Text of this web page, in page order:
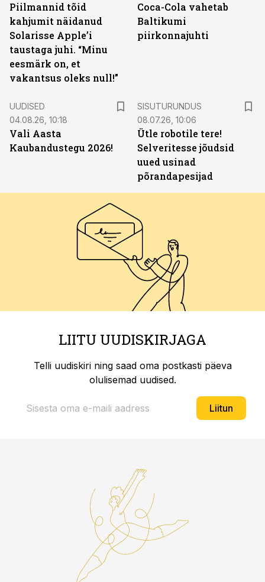
Piilmannid tõid
kahjumit näidanud
Solarisse Apple’i
taustaga juhi. “Minu
eesmärk on, et
vakantsus oleks null!”
Coca-Cola vahetab
Baltikumi
piirkonnajuhti
UUDISED
04.08.26, 10:18
Vali Aasta
Kaubandustegu 2026!
SISUTURUNDUS
08.07.26, 10:06
Ütle robotile tere!
Selveritesse jõudsid
uued usinad
põrandapesijad
LIITU UUDISKIRJAGA
Telli uudiskiri ning saad oma postkasti päeva
olulisemad uudised.
Liitun